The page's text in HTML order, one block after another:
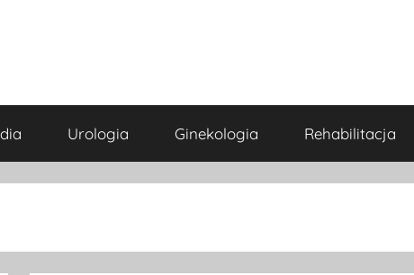
Urologia Ginekologia Rehabilitacja